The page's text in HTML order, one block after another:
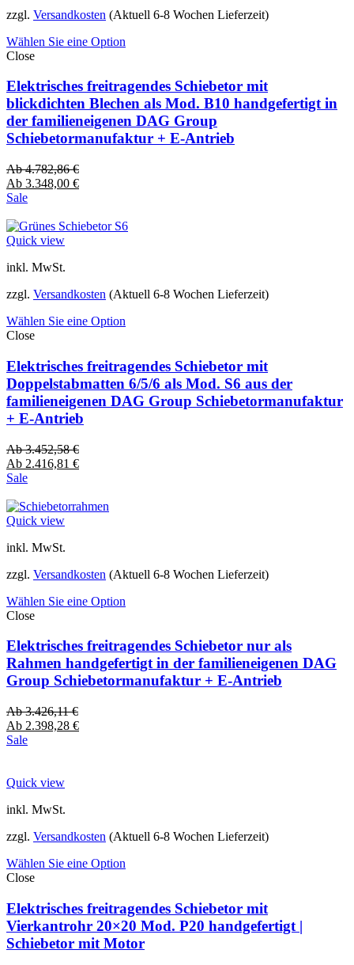
zzgl. Versandkosten (Aktuell 6-8 Wochen Lieferzeit)
Wählen Sie eine Option
Close
Elektrisches freitragendes Schiebetor mit
blickdichten Blechen als Mod. B10 handgefertigt in
der familieneigenen DAG Group
Schiebetormanufaktur + E-Antrieb
Ab4.782,86€
Ab 3.348,00 €
Sale
Quick view
inkl. MwSt.
zzgl. Versandkosten (Aktuell 6-8 Wochen Lieferzeit)
Wählen Sie eine Option
Close
Elektrisches freitragendes Schiebetor mit
Doppelstabmatten 6/5/6 als Mod. S6 aus der
familieneigenen DAG Group Schiebetormanufaktur
+ E-Antrieb
Ab3.452,58€
Ab 2.416,81 €
Sale
Quick view
inkl. MwSt.
zzgl. Versandkosten (Aktuell 6-8 Wochen Lieferzeit)
Wählen Sie eine Option
Close
Elektrisches freitragendes Schiebetor nur als
Rahmen handgefertigt in der familieneigenen DAG
Group Schiebetormanufaktur + E-Antrieb
Ab3.426,11€
Ab 2.398,28 €
Sale
Quick view
inkl. MwSt.
zzgl. Versandkosten (Aktuell 6-8 Wochen Lieferzeit)
Wählen Sie eine Option
Close
Elektrisches freitragendes Schiebetor mit
Vierkantrohr 20×20 Mod. P20 handgefertigt |
Schiebetor mit Motor